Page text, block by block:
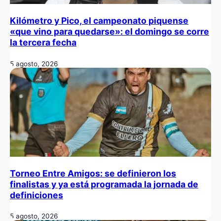
Kilómetro y Pico, el campeonato piquense
«que vino para quedarse»: el domingo se corre
la tercera fecha
5 agosto, 2026
Torneo Entre Amigos: se definieron los
finalistas y ya está programada la jornada de
definiciones
5 agosto, 2026